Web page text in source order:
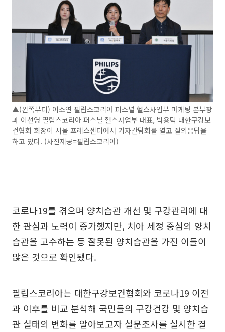
▲(왼쪽부터) 이소연 필립스코리아 퍼스널 헬스사업부 마케팅 본부장
과 이선영 필립스코리아 퍼스널 헬스사업부 대표, 박용덕 대한구강보
건협회 회장이 서울 프레스센터에서 기자간담회를 열고 질의응답을
하고 있다. (사진제공=필립스코리아)
코로나19를 겪으며 양치습관 개선 및 구강관리에 대
한 관심과 노력이 증가했지만, 치아 세정 중심의 양치
습관을 고수하는 등 잘못된 양치습관을 가진 이들이
많은 것으로 확인됐다.
필립스코리아는 대한구강보건협회와 코로나19 이전
과 이후를 비교 분석해 국민들의 구강건강 및 양치습
관 실태의 변화를 알아보고자 설문조사를 실시한 결